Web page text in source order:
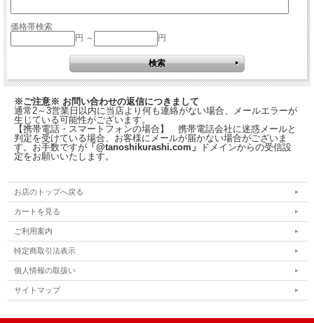
価格帯検索
円 ～
円
※ご注意※ お問い合わせの返信につきまして
通常2～3営業日以内に当店より何も連絡がない場合、メールエラーが
生じている可能性がございます。
【携帯電話・スマートフォンの場合】 携帯電話会社に迷惑メールと
判定を受けている場合、お客様にメールが届かない場合がございま
す。お手数ですが 「@tanoshikurashi.com」
ドメインからの受信設
定をお願いいたします。
お店のトップへ戻る
カートを見る
ご利用案内
特定商取引法表示
個人情報の取扱い
サイトマップ